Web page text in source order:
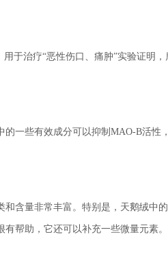
用于治疗“恶性伤口、痛肿”实验证明
的一些有效成分可以抑制MAO-B活性
和含量非常丰富。特别是，天鹅绒中
有帮助，它还可以补充一些微量元素